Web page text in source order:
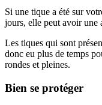
Si une tique a été sur
jours, elle peut avoir une
Les tiques qui sont
donc eu plus de temps
rondes et pleines.
Bien se protéger